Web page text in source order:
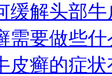
缓解头部
需要做些什
皮癣的症